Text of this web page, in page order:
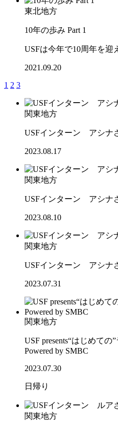
東北地方
10年の歩み Part 1
USFは今年で10周年を迎
2021.09.20
1 2 3
関東地方
USFインターン アシナ
2023.08.17
関東地方
USFインターン アシナ
2023.08.10
関東地方
USFインターン アシナ
2023.07.31
関東地方
USF presents“はじめて
Powered by SMBC
2023.07.30
日帰り
関東地方